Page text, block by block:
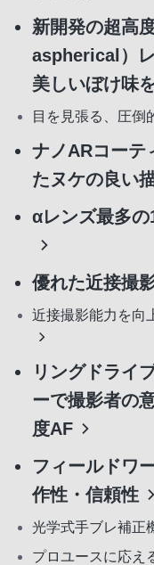
新開発の超高
aspherical）
美しいぼけ味
目を見張る、圧倒
ナノARコーテ
たヌケの良い
αレンズ最多の
優れた近接撮
近接撮影能力を向
リングドライ
ーで撮影者の
度AF
フィールドワ
作性・信頼性
光学式手ブレ補正
プロユースに応え